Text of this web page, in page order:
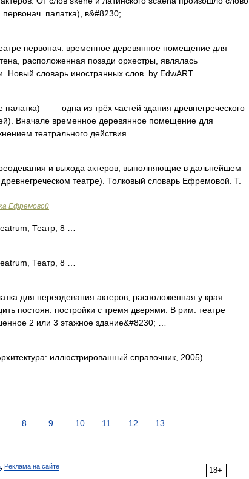
палатка), в&#8230; …
первонач. временное деревянное помещение для
расположенная позади орхестры, являлась
Новый словарь иностранных слов. by EdwART …
палатка) одна из трёх частей здания древнегреческого
Вначале временное деревянное помещение для
театрального действия …
и выхода актеров, выполняющие в дальнейшем
театре). Толковый словарь Ефремовой. Т.
Ефремовой
Театр, 8 …
Театр, 8 …
для переодевания актеров, расположенная у края
постоян. постройки с тремя дверями. В рим. театре
2 или 3 этажное здание&#8230; …
иллюстрированный справочник, 2005) …
8 9 10 11 12 13
18+
Реклама на сайте